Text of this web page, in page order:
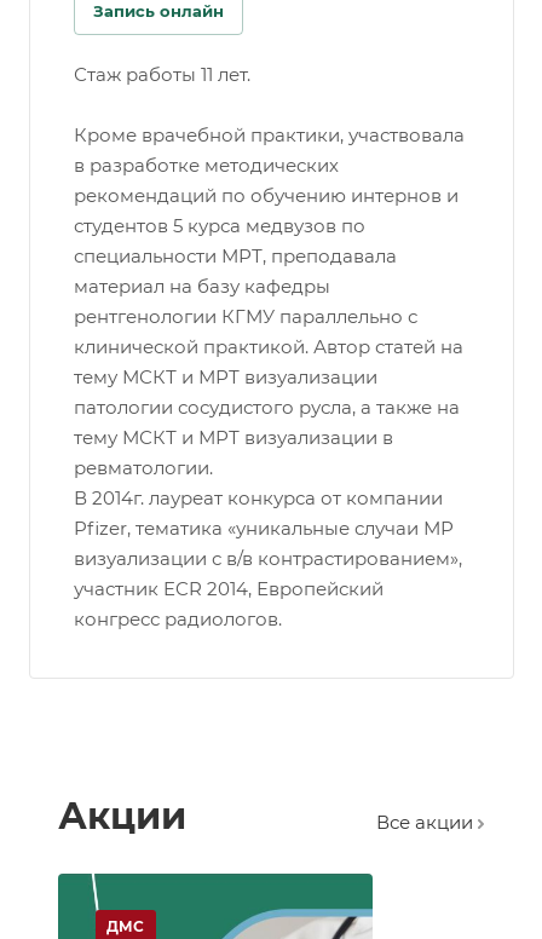
Запись онлайн
Стаж работы 11 лет.
Кроме врачебной практики, участвовала
в разработке методических
рекомендаций по обучению интернов и
студентов 5 курса медвузов по
специальности МРТ, преподавала
материал на базу кафедры
рентгенологии КГМУ параллельно с
клинической практикой. Автор статей на
тему МСКТ и МРТ визуализации
патологии сосудистого русла, а также на
тему МСКТ и МРТ визуализации в
ревматологии.
В 2014г. лауреат конкурса от компании
Pfizer, тематика «уникальные случаи МР
визуализации с в/в контрастированием»,
участник ECR 2014, Европейский
конгресс радиологов.
Акции Все акции
ДМС